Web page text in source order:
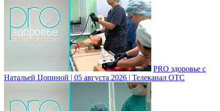
PRO здоровье с
Натальей Цопиной | 05 августа 2026 | Телеканал ОТС